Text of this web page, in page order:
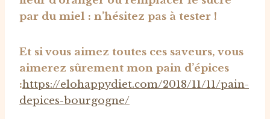
par du miel : n’hésitez pas à tester !
Et si vous aimez toutes ces saveurs, vous
aimerez sûrement mon pain d’épices
:https://elohappydiet.com/2018/11/11/pain-
depices-bourgogne/